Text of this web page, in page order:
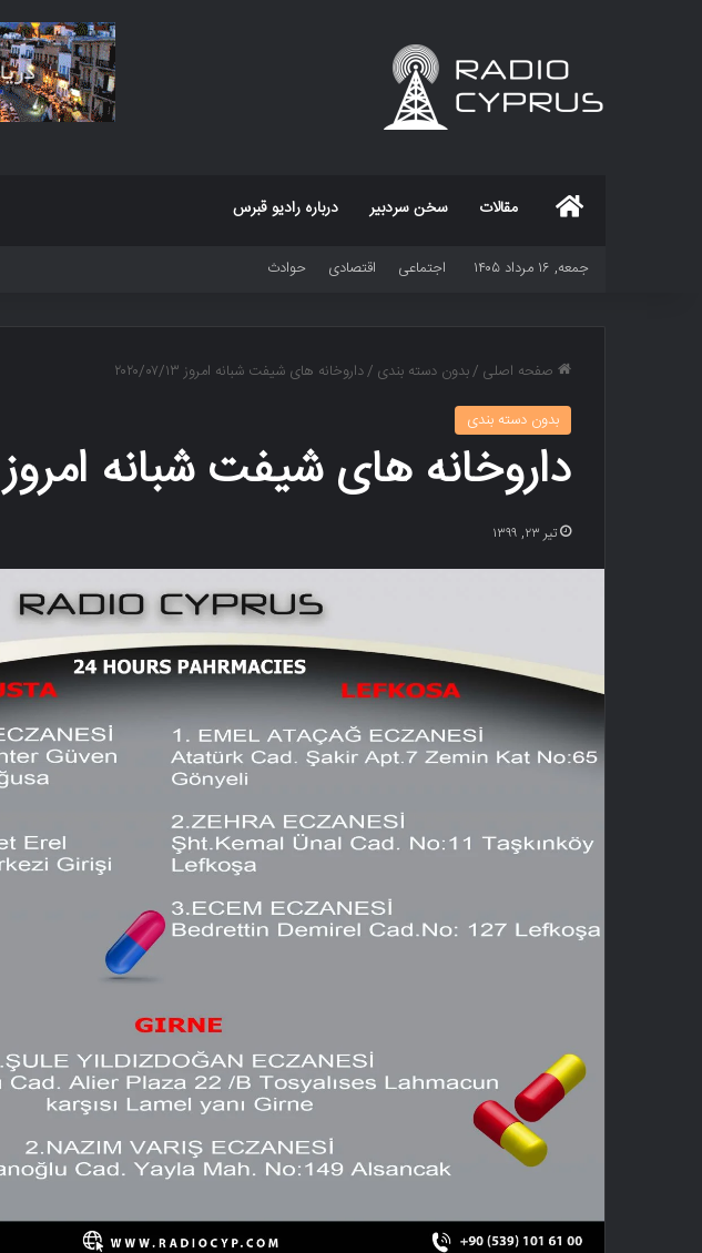
خانه مقالات سخن سردبیر درباره رادیو قبرس
جمعه, ۱۶ مرداد ۱۴۰۵ اجتماعی اقتصادی حوادث
صفحه اصلی /بدون دسته بندی /داروخانه های شیفت شبانه امروز ۲۰۲۰/۰۷/۱۳
بدون دسته بندی
داروخانه های شیفت شبانه امروز ۲۰۲۰/۰۷/۱۳
تیر ۲۳, ۱۳۹۹